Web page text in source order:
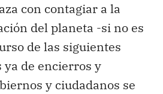
con contagiar a la
del planeta -si no es
de las siguientes
ya de encierros y
y ciudadanos se